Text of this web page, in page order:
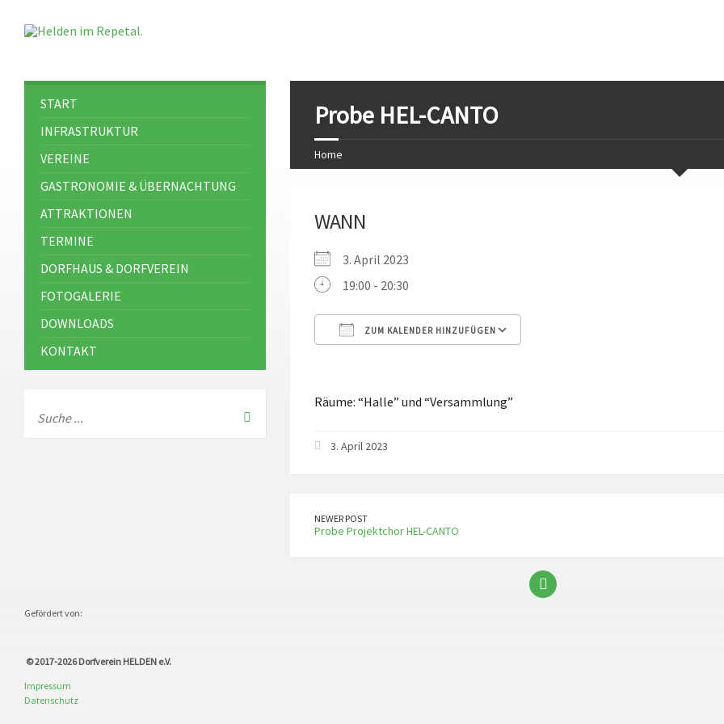
Probe HEL-CANTO
Home
WANN
3. April 2023
19:00 - 20:30
ZUM KALENDER HINZUFÜGEN
Räume: “Halle” und “Versammlung”
3. April 2023
NEWER POST
Probe Projektchor HEL-CANTO
START
INFRASTRUKTUR
VEREINE
GASTRONOMIE & ÜBERNACHTUNG
ATTRAKTIONEN
TERMINE
DORFHAUS & DORFVEREIN
FOTOGALERIE
DOWNLOADS
KONTAKT
Gefördert von:
© 2017-2026Dorfverein HELDEN e.V.
Impressum
Datenschutz